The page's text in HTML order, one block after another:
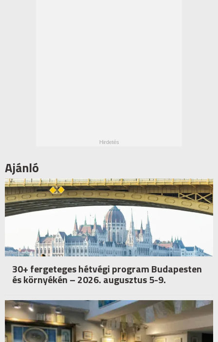
Ajánló
30+ fergeteges hétvégi program Budapesten
és környékén – 2026. augusztus 5-9.